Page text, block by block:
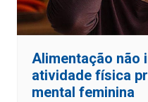
Alimentação não
atividade física
mental feminina